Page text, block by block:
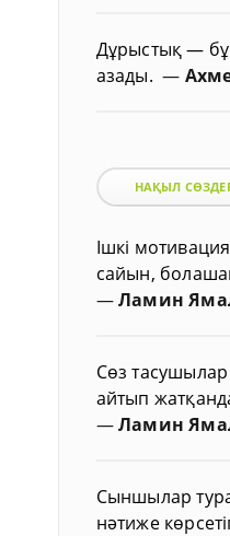
Дұрыстық —
азады.—
НАҚЫЛ
Ішкі
сайын,
—Ламин
Сөз
айтып
—Ламин
Сыншылар
нәтиже